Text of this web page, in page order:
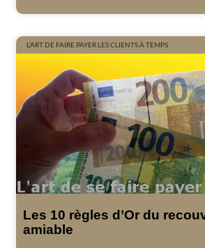
L'ART DE FAIRE PAYER LES CLIENTS À TEMPS
Les 10 règles d’Or du
amiable